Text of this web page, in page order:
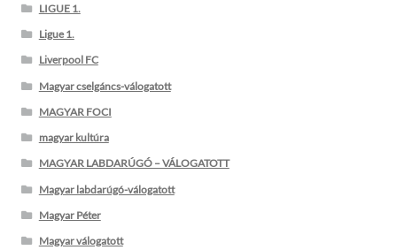
LIGUE 1.
Ligue 1.
Liverpool FC
Magyar cselgáncs-válogatott
MAGYAR FOCI
magyar kultúra
MAGYAR LABDARÚGÓ – VÁLOGATOTT
Magyar labdarúgó-válogatott
Magyar Péter
Magyar válogatott